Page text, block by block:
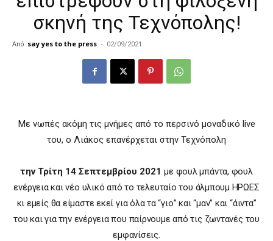
σκηνή της Τεχνόπολης!
Από say yes to the press - 02/09/2021
Με νωπές ακόμη τις μνήμες από το περσινό μοναδικό live
του, ο Λιάκος επανέρχεται στην Τεχνόπολη
την Τρίτη 14 Σεπτεμβρίου 2021με φουλ μπάντα, φουλ
ενέργεια και νέο υλικό από το τελευταίο του άλμπουμ ΗΡΩΕΣ
κι εμείς θα είμαστε εκεί για όλα τα “γιο” και “μαν” και “άιντα”
του και για την ενέργεια που παίρνουμε από τις ζωντανές του
εμφανίσεις.